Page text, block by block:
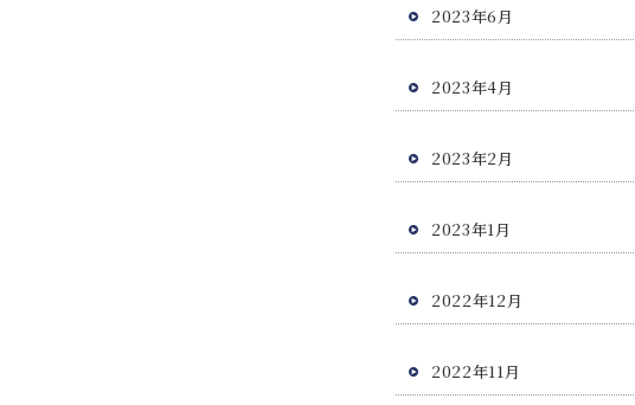
2023年6月
2023年4月
2023年2月
2023年1月
2022年12月
2022年11月